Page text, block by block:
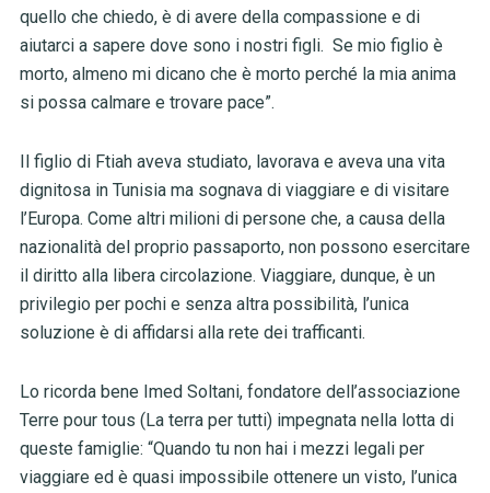
quello che chiedo, è di avere della compassione e di
aiutarci a sapere dove sono i nostri figli. Se mio figlio è
morto, almeno mi dicano che è morto perché la mia anima
si possa calmare e trovare pace”.
Il figlio di Ftiah aveva studiato, lavorava e aveva una vita
dignitosa in Tunisia ma sognava di viaggiare e di visitare
l’Europa. Come altri milioni di persone che, a causa della
nazionalità del proprio passaporto, non possono esercitare
il diritto alla libera circolazione. Viaggiare, dunque, è un
privilegio per pochi e senza altra possibilità, l’unica
soluzione è di affidarsi alla rete dei trafficanti.
Lo ricorda bene Imed Soltani, fondatore dell’associazione
Terre pour tous (La terra per tutti) impegnata nella lotta di
queste famiglie: “Quando tu non hai i mezzi legali per
viaggiare ed è quasi impossibile ottenere un visto, l’unica